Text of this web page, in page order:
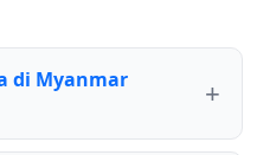
di Myanmar